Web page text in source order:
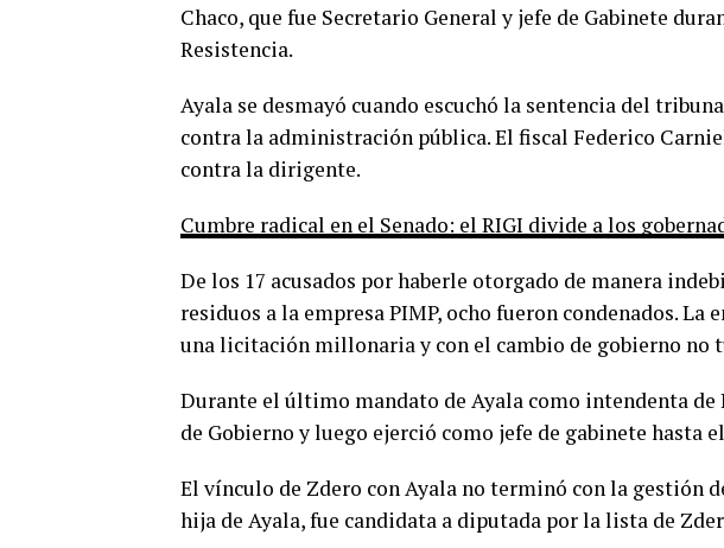
Chaco, que fue Secretario General y jefe de Gabinete
Resistencia.
Ayala se desmayó cuando escuchó la sentencia del
contra la administración pública. El fiscal Federico
contra la dirigente.
Cumbre radical en el Senado: el RIGI divide a los
De los 17 acusados por haberle otorgado de manera
residuos a la empresa PIMP, ocho fueron condenados. La
una licitación millonaria y con el cambio de gobierno no
Durante el último mandato de Ayala como intendenta de
de Gobierno y luego ejerció como jefe de gabinete hasta
El vínculo de Zdero con Ayala no terminó con la gestión
hija de Ayala, fue candidata a diputada por la lista de